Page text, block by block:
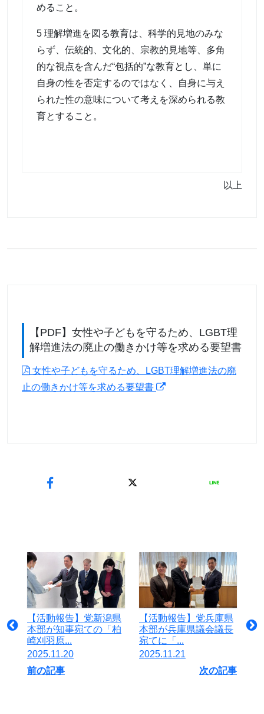
めること。
5 理解増進を図る教育は、科学的見地のみな
らず、伝統的、文化的、宗教的見地等、多角
的な視点を含んだ“包括的”な教育とし、単に
自身の性を否定するのではなく、自身に与え
られた性の意味について考えを深められる教
育とすること。
以上
【PDF】女性や子どもを守るため、LGBT理
解増進法の廃止の働きかけ等を求める要望書
女性や子どもを守るため、LGBT理解増進法の廃
止の働きかけ等を求める要望書
【活動報告】党新潟県
本部が知事宛ての「柏
崎刈羽原...
2025.11.20
前の記事
【活動報告】党兵庫県
本部が兵庫県議会議長
宛てに「...
2025.11.21
次の記事